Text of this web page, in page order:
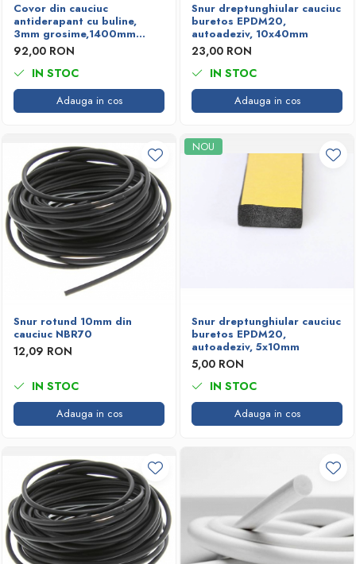
Covor din cauciuc
antiderapant cu buline,
3mm grosime,1400mm
latime
92,00 RON
IN STOC
Adauga in cos
Snur dreptunghiular cauciuc
buretos EPDM20,
autoadeziv, 10x40mm
23,00 RON
IN STOC
Adauga in cos
Snur rotund 10mm din
cauciuc NBR70
12,09 RON
IN STOC
Adauga in cos
NOU
Snur dreptunghiular cauciuc
buretos EPDM20,
autoadeziv, 5x10mm
5,00 RON
IN STOC
Adauga in cos